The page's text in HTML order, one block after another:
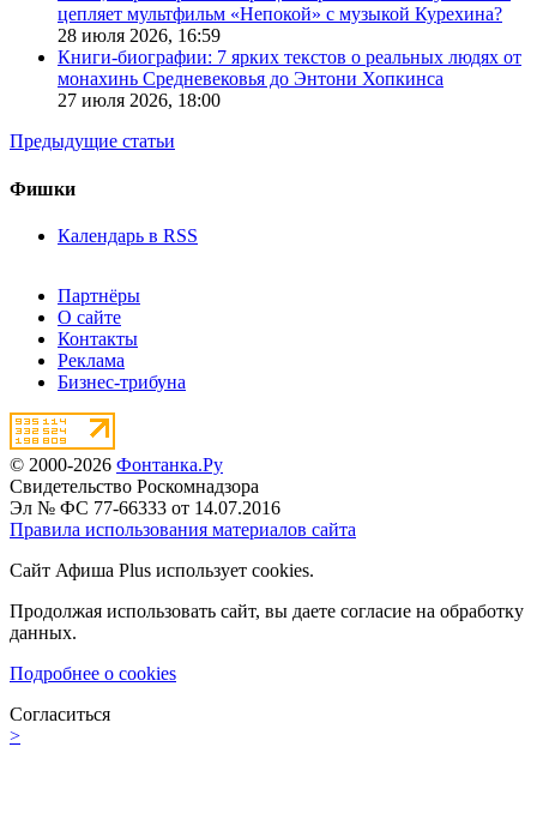
цепляет мультфильм «Непокой» с музыкой Курехина?
28 июля 2026, 16:59
Книги-биографии: 7 ярких текстов о реальных людях от
монахинь Средневековья до Энтони Хопкинса
27 июля 2026, 18:00
Предыдущие статьи
Фишки
Календарь в RSS
Партнёры
О сайте
Контакты
Реклама
Бизнес-трибуна
© 2000-2026 Фонтанка.Ру
Свидетельство Роскомнадзора
Эл № ФС 77-66333 от 14.07.2016
Правила использования материалов сайта
Сайт Афиша Plus использует cookies.
Продолжая использовать сайт, вы даете согласие на обработку
данных.
Подробнее о cookies
Согласиться
>